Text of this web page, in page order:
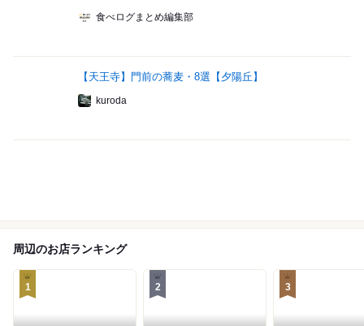
食べログまとめ編集部
【天王寺】門前の蕎麦・8選【夕陽丘】
kuroda
周辺のお店ランキング
1 2 3